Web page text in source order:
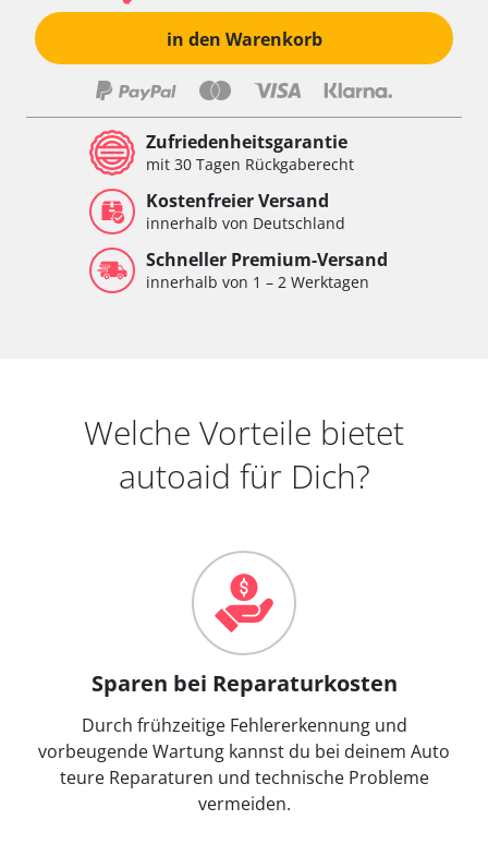
in den Warenkorb
Zufriedenheitsgarantie
mit 30 Tagen Rückgaberecht
Kostenfreier Versand
innerhalb von Deutschland
Schneller Premium-Versand
innerhalb von 1 – 2 Werktagen
Welche Vorteile bietet
autoaid für Dich?
Sparen bei Reparaturkosten
Durch frühzeitige Fehlererkennung und
vorbeugende Wartung kannst du bei deinem Auto
teure Reparaturen und technische Probleme
vermeiden.